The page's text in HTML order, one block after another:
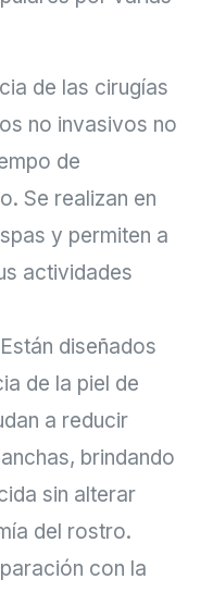
de las cirugías
no invasivos no
de
Se realizan en
y permiten a
actividades
Están diseñados
de la piel de
a reducir
brindando
sin alterar
del rostro.
con la